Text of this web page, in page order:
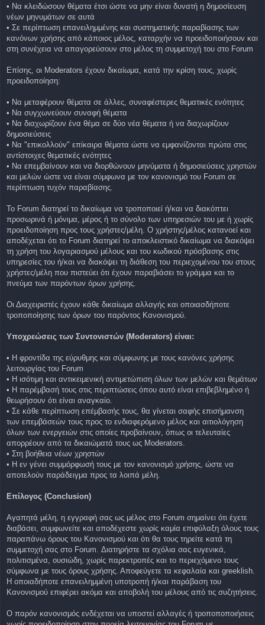
• Να κλειδώσουν θέματα έτσι ώστε να μην είναι δυνατή η δημοσίευση
νέων μηνυμάτων σε αυτά
• Σε περίπτωση επανειλημμένης και συστηματικής παραβίασης των
κανόνων χρήσης από κάποιος μέλος, καταρχήν να προειδοποιήσουν και
στη συνέχεια να απαγορεύσουν στο μέλος τη συμμετοχή του στο Forum
Επίσης, οι Moderators έχουν δικαίωμα, κατά την κρίση τους, χωρίς
προειδοποίηση:
• Να μεταφέρουν θέματα σε άλλες, συναφέστερες θεματικές ενότητες
• Να συγχωνεύουν συναφή θέματα
• Να διαχωρίζουν ένα θέμα σε δύο νέα θέματα ή να διαχωρίζουν
δημοσιεύσεις
• Να "επικολλούν" επίκαιρα θέματα ώστε να εμφανίζονται πρώτα στις
αντίστοιχες θεματικές ενότητες
• Να επεμβαίνουν και να διορθώνουν μηνύματα ή δημοσιεύσεις χρηστών
και μελών ώστε να είναι σύμφωνα με τον κανονισμό του Forum σε
περίπτωση τυχόν παραβίασης.
Το Forum διατηρεί το δικαίωμα να τροποποιεί ή/και να διακόπτει
προσωρινά ή μόνιμα, μέρος ή το σύνολο των υπηρεσιών του με ή χωρίς
προειδοποίηση προς τους χρήστες/μέλη. O χρήστης/μέλος κατανοεί και
αποδέχεται ότι το Forum διατηρεί το αποκλειστικό δικαίωμα να διακόψει
τη χρήση του λογαριασμού μέλους και του κωδικού πρόσβασης στις
υπηρεσίες του ή/και να διακόψει τη διάθεση του περιεχομένου του στους
χρήστες/μέλη που πιστεύει ότι έχουν παραβιάσει το γράμμα και το
πνεύμα των παρόντων όρων χρήσης.
Οι Διαχειριστές έχουν κάθε δικαίωμα αλλαγής και οποιασδήποτε
τροποποίησης των όρων του παρόντος Κανονισμού.
Υποχρεώσεις των Συντονιστών (Moderators) είναι:
• Η φροντίδα της εύρυθμης και σύμφωνης με τους κανόνες χρήσης
λειτουργίας του Forum
• Η ισότιμη και αντικειμενική αντιμετώπιση όλων των μελών και θεμάτων
• Η παρέμβασή τους στις περιπτώσεις όπου αυτό είναι επιβεβλημένο ή
θεωρήσουν ότι είναι αναγκαίο.
• Σε κάθε περίπτωση επέμβασής τους, θα γίνεται σαφής επισήμανση
των επεμβάσεών τους προς το ενδιαφερόμενο μέλος και αιτιολόγηση
όλων των ενεργειών στις οποίες προβαίνουν, όπως οι τελευταίες
απορρέουν από τα δικαιώματά τους ως Moderators.
• Στη βοήθεια νέων χρηστών
• Η εν γένει συμμόρφωσή τους με τον κανονισμό χρήσης, ώστε να
αποτελούν παράδειγμα προς τα λοιπά μέλη.
Επίλογος (Conclusion)
Αγαπητά μέλη, η εγγραφή σας ως μέλος στο Forum σημαίνει ότι έχετε
διαβάσει, συμφωνείτε και αποδέχεστε χωρίς καμία επιφύλαξη όλους τους
παραπάνω όρους του Κανονισμού και ότι θα τους τηρείτε κατά τη
συμμετοχή σας στο Forum. Διατηρήστε τα σχόλια σας ευγενικά,
πολιτισμένα, ουσιώδη, χωρίς παρεκτροπές και το περιεχόμενο τους
σύμφωνα με τους όρους χρήσης. Αποφεύγετε τα κεφαλαία και greeklish.
Η οποιαδήποτε επανειλημμένη υποτροπή ή/και παράβαση του
Κανονισμού επιφέρει ακόμα και αποβολή του μέλους από τις συζητήσεις.
Ο παρόν κανονισμός ενδέχεται να υποστεί αλλαγές ή τροποποποιήσεις